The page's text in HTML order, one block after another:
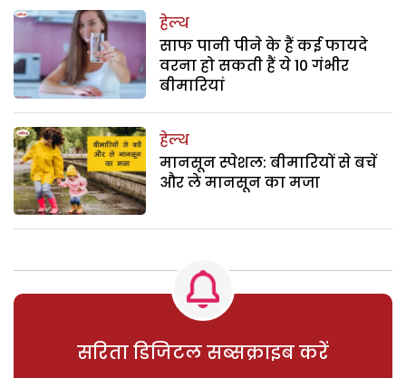
हेल्थ
साफ पानी पीने के हैं कई फायदे
वरना हो सकती हैं ये 10 गंभीर
बीमारियां
हेल्थ
मानसून स्पेशल: बीमारियों से बचें
और ले मानसून का मजा
सरिता डिजिटल सब्सक्राइब करें